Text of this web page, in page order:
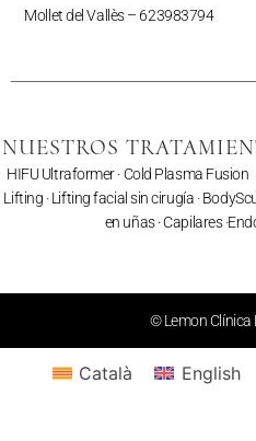
Mollet del Vallès –623983794
NUESTROS
HIFU Ultraformer· Cold Plasma Fusion
Lifting ·Lifting facial sin cirugía ·
en uñas ·Capilares·
© Lemon Clínica
Català English